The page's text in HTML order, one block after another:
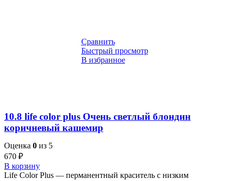
Сравнить
Быстрый просмотр
В избранное
10.8 life color plus Очень светлый блондин
коричневый кашемир
Оценка 0 из 5
670 ₽
В корзину
Life Color Plus — перманентный краситель с низким